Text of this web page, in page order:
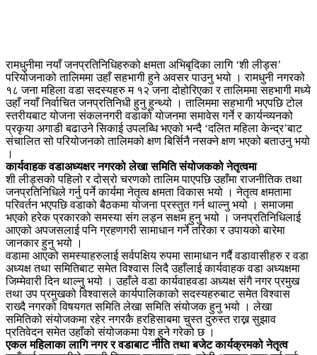
रामधुनीमा नयाँ जनप्रतिनिधिहरुको क्षमता अभिबृदिका लागि ‘शी लीड्स’
परियोजनाको तालिममा उहाँ सहभागी हुने अवसर पाउनु भयो । रामधुनी नगरको
१८ जना महिला वडा सदस्यहरु म १२ जना दोहोरिएका र तालिममा सहभागी मध्ये
उहाँ नयाँ निर्वाचित जनप्रतिनिधी हुनु हुन्थ्यो । तालिममा सहभागी भएपछि टोल
स्तरीयबाट योजना संकलनगरी वडाको योजनमा समावेस गर्ने र कार्यन्व्यनको
प्रकृया अगाडी बढाउने सिकाई उपलब्धि भएको भन्दै ‘दलित महिला केन्द्र’बाट
संचालित सो परियोजनको तालिमको क्षण बिर्सिनै नसक्ने क्षण भएको बताउनु भयो
।
कार्यवाहक वडाअध्यक्षर नगरको लेखा समिति संयोजकको नेतृत्वमा
शी लीड्सको पहिलो र दोस्रो चरणको तालिम पाएपछि उहाँमा राजनीतिक तथा
जनप्रतिनिधिले गर्नु पर्ने कार्यमा नेतृत्व क्षमता विकास भयो । नेतृत्व क्षमतामा
परिवर्तन भएपछि वडाको बैठकमा योजना प्रस्तुत गर्न थाल्नु भयो । समाजमा
भएको हरेक प्रकारको समस्या संग लड्न सक्षम हुनु भयो । जनप्रतिनिधिलाई
आएको अपजसलाई पनि ग्रहणगरी सामाधान गर्ने तरिका र उपायको बारेमा
जानकार हुनु भयो ।
वडामा आएको समस्याहरुलाई सर्वपक्षिय रुपमा सामाधान गर्दै वडावासीहरु र वडा
अध्यक्ष तथा समितिबाट समेत विश्वास लिदै उहाँलाई कार्यवाहक वडा अध्यक्षमा
जिम्मेवारी दिन थाल्नु भयो । उहाँले वडा कार्यवाहवडा अध्यक्ष संगै नगर प्रमुख
तथा उप प्रमुखको विश्वासले कार्यपालिकाको सदस्यहरुबाट समेत विश्वास
राख्दै नगरको विषयगत समिति लेखा समिति संयोजक हुनु भयो । लेखा
समितिको संयोजकमा रहेर नगरकै हरहिसाबमा चुस्त दुरुस्त राख्न सुझाव
प्रतिवेदन समेत उहाँको संयोजकमा पेश हुने गरेको छ ।
एकल महिलाका लागि नगर र वडाबाट नीति तथा बजेट कार्यक्रमको नेतृत्व